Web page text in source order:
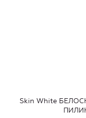
Skin White